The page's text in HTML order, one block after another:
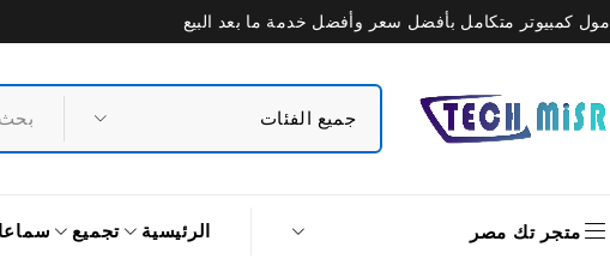
مول كمبيوتر متكامل بأفضل سعر وأفضل خدمة ما بعد البيع
متجر تك مصر الرئيسية تجميع